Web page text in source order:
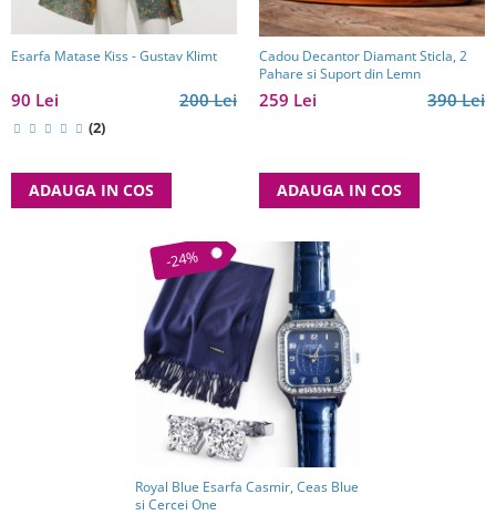
Esarfa Matase Kiss - Gustav Klimt
200 Lei
90 Lei
(2)
ADAUGA IN COS
Cadou Decantor Diamant Sticla, 2
Pahare si Suport din Lemn
390 Lei
259 Lei
ADAUGA IN COS
-24%
Royal Blue Esarfa Casmir, Ceas Blue
si Cercei One